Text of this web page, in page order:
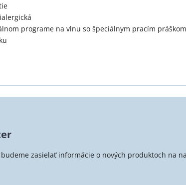
programe na vlnu so špeciálnym pracím práškom
zasielať informácie o nových produktoch na